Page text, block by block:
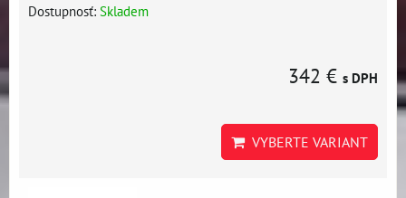
Dostupnosť: Skladem
342 € s DPH
VYBERTE VARIANT